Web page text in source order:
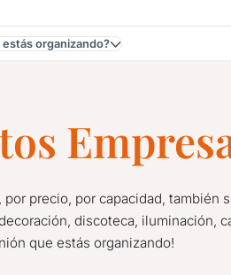
estás organizando?
por precio, por capacidad,
discoteca, iluminación,
que estás organizando!